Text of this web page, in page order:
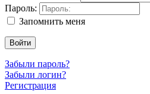
Пароль:
Запомнить меня
Войти
Забыли пароль?
Забыли логин?
Регистрация